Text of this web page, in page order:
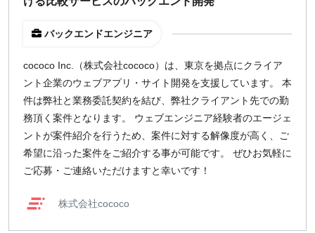
¥2,000 ¥3,000 ¥4,000
指定なし 検索
バックエンドエンジニア
cococo Inc.（株式会社cococo）は、東京を拠点にクライア
ント企業のウェブアプリ・サイト開発を支援しています。 本
件は弊社と業務委託契約を結び、弊社クライアント先での勤
務頂く案件となります。 ウェブエンジニア経験者のエージェ
ントが案件紹介を行うため、案件に対する解像度が高く、ご
希望に沿った案件をご紹介する事が可能です。 ぜひお気軽に
ご応募・ご連絡いただけますと幸いです！
株式会社cococo